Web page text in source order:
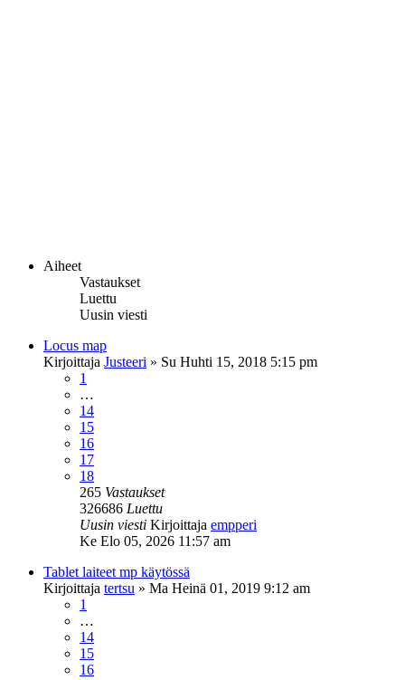
Aiheet
Vastaukset
Luettu
Uusin viesti
Locus map
Kirjoittaja Justeeri » Su Huhti 15, 2018 5:15 pm
1
…
14
15
16
17
18
265 Vastaukset
326686 Luettu
Uusin viesti Kirjoittaja empperi
Ke Elo 05, 2026 11:57 am
Tablet laiteet mp käytössä
Kirjoittaja tertsu » Ma Heinä 01, 2019 9:12 am
1
…
14
15
16